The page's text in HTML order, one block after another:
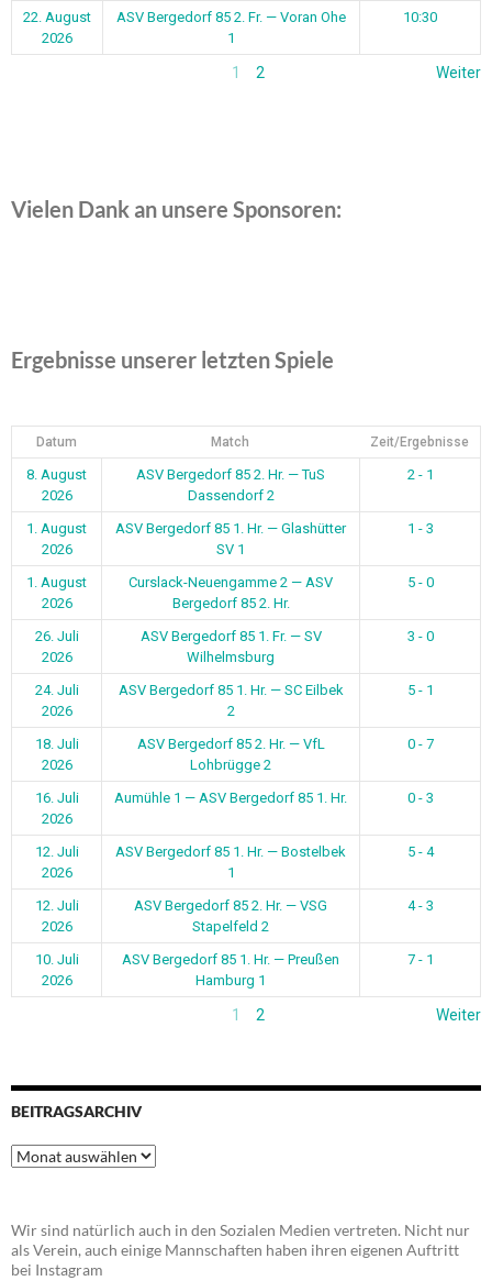
22. August
2026
ASV Bergedorf 85 2. Fr. — Voran Ohe
1
10:30
1 2 Weiter
Vielen Dank an unsere Sponsoren:
Ergebnisse unserer letzten Spiele
Datum Match Zeit/Ergebnisse
8. August
2026
ASV Bergedorf 85 2. Hr. — TuS
Dassendorf 2
2 - 1
1. August
2026
ASV Bergedorf 85 1. Hr. — Glashütter
SV 1
1 - 3
1. August
2026
Curslack-Neuengamme 2 — ASV
Bergedorf 85 2. Hr.
5 - 0
26. Juli
2026
ASV Bergedorf 85 1. Fr. — SV
Wilhelmsburg
3 - 0
24. Juli
2026
ASV Bergedorf 85 1. Hr. — SC Eilbek
2
5 - 1
18. Juli
2026
ASV Bergedorf 85 2. Hr. — VfL
Lohbrügge 2
0 - 7
16. Juli
2026
Aumühle 1 — ASV Bergedorf 85 1. Hr. 0 - 3
12. Juli
2026
ASV Bergedorf 85 1. Hr. — Bostelbek
1
5 - 4
12. Juli
2026
ASV Bergedorf 85 2. Hr. — VSG
Stapelfeld 2
4 - 3
10. Juli
2026
ASV Bergedorf 85 1. Hr. — Preußen
Hamburg 1
7 - 1
1 2 Weiter
BEITRAGSARCHIV
Beitragsarchiv
Wir sind natürlich auch in den Sozialen Medien vertreten. Nicht nur
als Verein, auch einige Mannschaften haben ihren eigenen Auftritt
bei Instagram